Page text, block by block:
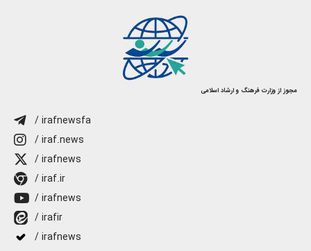
مجوز از وزارت فرهنگ و ارشاد اسلامی
/ irafnewsfa
/ iraf.news
/ irafnews
/ iraf.ir
/ irafnews
/ irafir
/ irafnews